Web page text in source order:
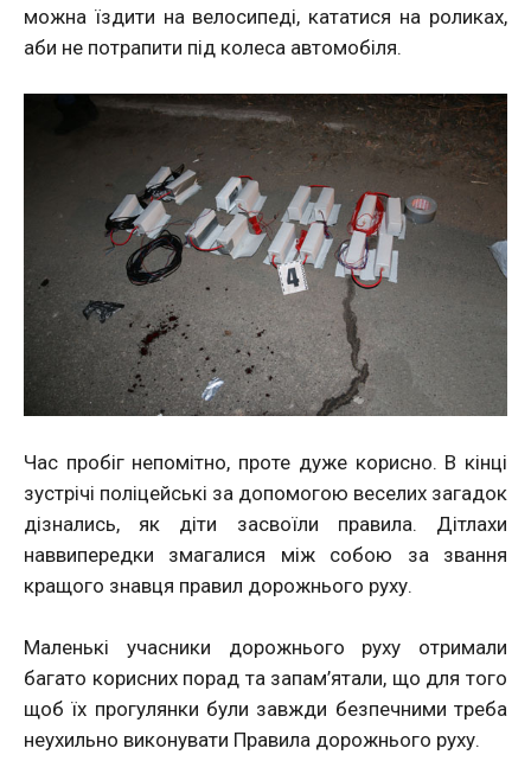
можна їздити на велосипеді, кататися на роликах,
аби не потрапити під колеса автомобіля.
Час пробіг непомітно, проте дуже корисно. В кінці
зустрічі поліцейські за допомогою веселих загадок
дізнались, як діти засвоїли правила. Дітлахи
наввипередки змагалися між собою за звання
кращого знавця правил дорожнього руху.
Маленькі учасники дорожнього руху отримали
багато корисних порад та запам’ятали, що для того
щоб їх прогулянки були завжди безпечними треба
неухильно виконувати Правила дорожнього руху.